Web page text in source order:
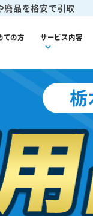
廃品を格安で引取
ての方 サービス内容